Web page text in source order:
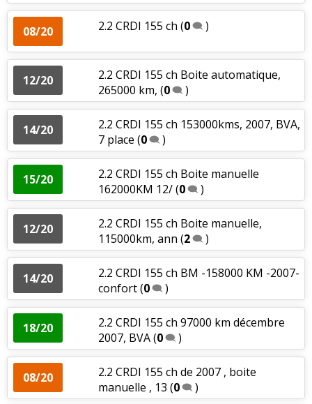
08/20 2.2 CRDI 155 ch (0 )
12/20
2.2 CRDI 155 ch Boite automatique,
265000 km, (0 )
14/20
2.2 CRDI 155 ch 153000kms, 2007, BVA,
7 place (0 )
15/20
2.2 CRDI 155 ch Boite manuelle
162000KM 12/(0 )
12/20
2.2 CRDI 155 ch Boite manuelle,
115000km, ann (2 )
14/20
2.2 CRDI 155 ch BM -158000 KM -2007-
confort(0 )
18/20
2.2 CRDI 155 ch 97000 km décembre
2007, BVA(0 )
08/20
2.2 CRDI 155 ch de 2007 , boite
manuelle , 13 (0 )